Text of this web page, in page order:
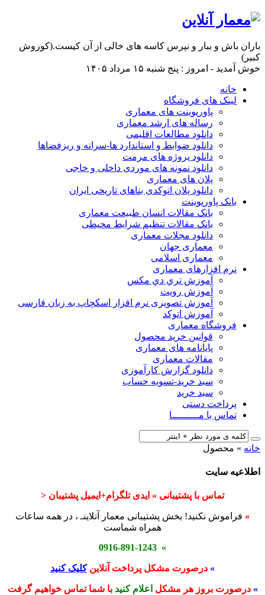
باران باش و ببار و نپرس کاسه های خالی از آن کیست.(کوروش
کبیر)
خوش آمدید - امروز : پنج شنبه ۱۵ مرداد ۱۴۰۵
خانه
لینک های فروشگاه
پاورپوینت های معماری
رساله های ارشد معماری
دانلود مطالعات اقلیمی
دانلود ضوابط و استاندارد ها-سرانه و ریزفضاها
دانلود پروژه های مرمت
دانلود نمونه های موردی داخلی و خاجی
پلان های معماری
دانلود پلان اتوکدی بناهای تاریخی ایران
بانک پاورپوینت
بانک مقالات انسان طبیعت معماری
بانک مقالات تنظیم شرایط محیطی
دانلود مجلات معماری
معماری جهان
معماری اسلامی
نرم افزارهای معماری
آﻣﻮزش ﺗﺮي دي ﻣﮑﺲ
آموزش رویت
آموزش تصویری نرم افزار اسکچاپ به زبان فارسی
آموزش اتوکد
فروشگاه معماری
قوانین خرید محصول
پایانامه های معماری
مقالات معماری
دانلود گزارش کارآموزی
سبد خرید-تسویه حساب
سبد خرید
پرداخت دستی
تماس با مـــــــــا
خانه » محصول
اطلاعیه سایت
تماس با پشتیبانی » ایدی تلگرام+ایمیل پشتیبان <
» فراموش نکنید! بخش پشتیبانی معمار آنلاینـ ، در همه ساعات
همراه شماست
» 0916-891-1243
» درصورت مشکل پرداخت آنلاینکلیک کنید
» درصورت بروز هر مشکل اعلام کنید با شما تماس خواهیم گرفت